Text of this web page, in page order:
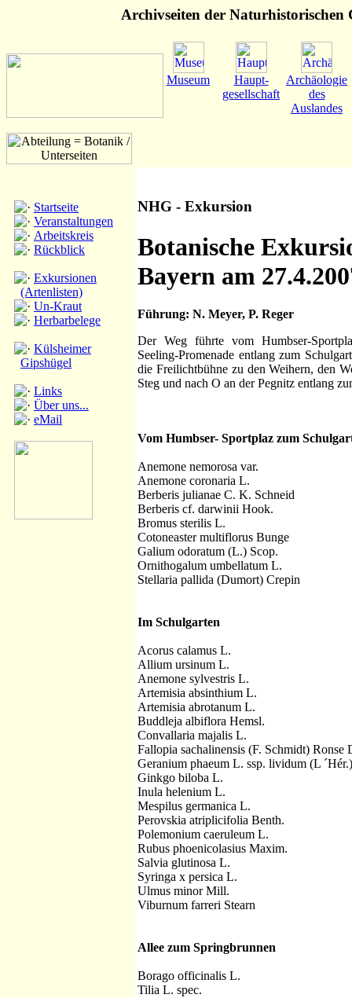
Archivseiten der Naturhistorischen
Museum
Haupt-
gesellschaft
Archäologie
des
Auslandes
Startseite
Veranstaltungen
Arbeitskreis
Rückblick
Exkursionen
(Artenlisten)
Un-Kraut
Herbarbelege
Külsheimer
Gipshügel
Links
Über uns...
eMail
NHG - Exkursion
Botanische
Bayern am
Führung: N. Meyer, P. Reger
Der Weg führte vom Humbser-
Seeling-Promenade entlang zum
die Freilichtbühne zu den Weihern, den
Steg und nach O an der Pegnitz entlang
Vom Humbser- Sportplaz zum
Anemone nemorosa var.
Anemone coronaria L.
Berberis julianae C. K. Schneid
Berberis cf. darwinii Hook.
Bromus sterilis L.
Cotoneaster multiflorus Bunge
Galium odoratum (L.) Scop.
Ornithogalum umbellatum L.
Stellaria pallida (Dumort) Crepin
Im Schulgarten
Acorus calamus L.
Allium ursinum L.
Anemone sylvestris L.
Artemisia absinthium L.
Artemisia abrotanum L.
Buddleja albiflora Hemsl.
Convallaria majalis L.
Fallopia sachalinensis (F. Schmidt) Ronse
Geranium phaeum L. ssp. lividum (L
Ginkgo biloba L.
Inula helenium L.
Mespilus germanica L.
Perovskia atriplicifolia Benth.
Polemonium caeruleum L.
Rubus phoenicolasius Maxim.
Salvia glutinosa L.
Syringa x persica L.
Ulmus minor Mill.
Viburnum farreri Stearn
Allee zum Springbrunnen
Borago officinalis L.
Tilia L. spec.